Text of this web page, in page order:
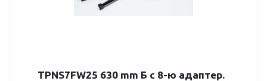
TPNS7FW25 630 mm Б с 8-ю адаптер.